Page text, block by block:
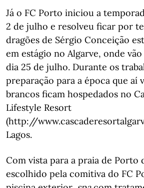
Já o FC Porto iniciou a
2 de julho e resolveu ficar por
dragões de Sérgio Conceição
em estágio no Algarve, onde
dia 25 de julho. Durante os
preparação para a época que aí
brancos ficam hospedados no
Lifestyle Resort
(http://
Lagos.
Com vista para a praia de Porto
escolhido pela comitiva do FC